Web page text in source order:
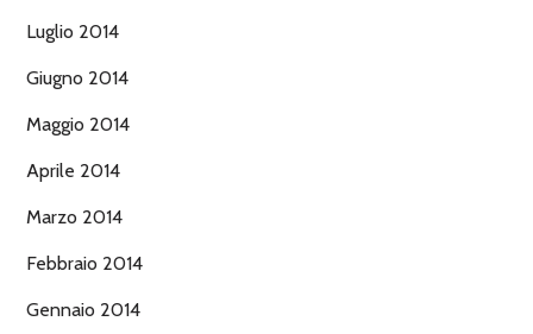
Luglio 2014
Giugno 2014
Maggio 2014
Aprile 2014
Marzo 2014
Febbraio 2014
Gennaio 2014